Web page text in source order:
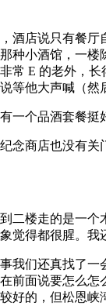
酒店说只有餐
种小酒馆，一
常 E 的老外，
等他大声喊（
一个品酒套餐
念商店也没有关
二楼走的是一
觉得都很腥。我
我们还真找了
前面说要怎么
好的，但松恩